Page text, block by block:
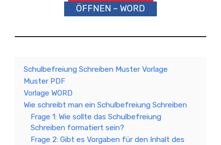
ÖFFNEN – WORD
Schulbefreiung Schreiben Muster Vorlage
Muster PDF
Vorlage WORD
Wie schreibt man ein Schulbefreiung Schreiben
Frage 1: Wie sollte das Schulbefreiung
Schreiben formatiert sein?
Frage 2: Gibt es Vorgaben für den Inhalt des